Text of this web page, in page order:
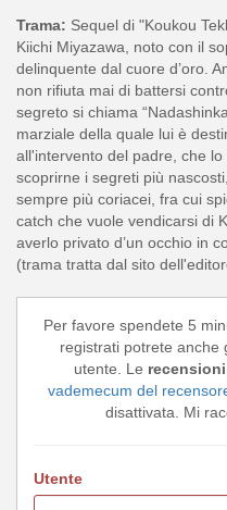
Trama: Sequel di "Koukou
Kiichi Miyazawa, noto con il
delinquente dal cuore d’oro.
non rifiuta mai di battersi
segreto si chiama
marziale della quale lui è
all'intervento del padre, che
scoprirne i segreti più
sempre più coriacei, fra cui
catch che vuole vendicarsi di
averlo privato d’un occhio in
(trama tratta dal sito
Per favore spendete 5
registrati potrete anche
utente. Le
vademecum del
disattivata. Mi
Utente